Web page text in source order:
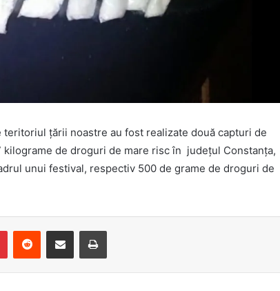
țării noastre au fost realizate două capturi de
de droguri de mare risc în județul Constanța,
unui festival, respectiv 500 de grame de droguri de
PinterestReddit Share via Email Print